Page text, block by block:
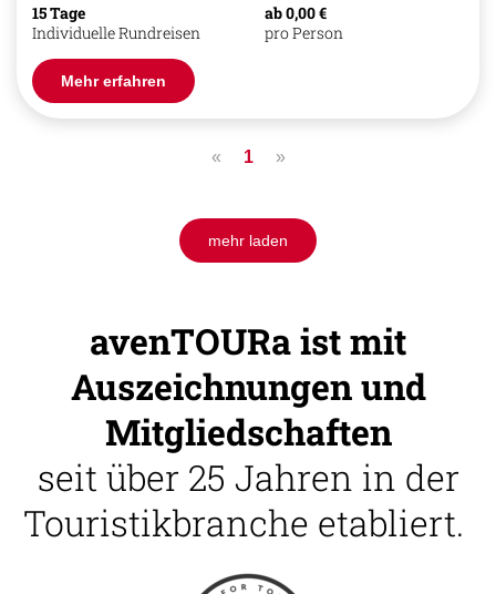
15 Tage
Individuelle Rundreisen
ab 0,00 €
pro Person
Mehr erfahren
« 1 »
mehr laden
avenTOURa ist mit
Auszeichnungen und
Mitgliedschaften
seit über 25 Jahren in der
Touristikbranche etabliert.